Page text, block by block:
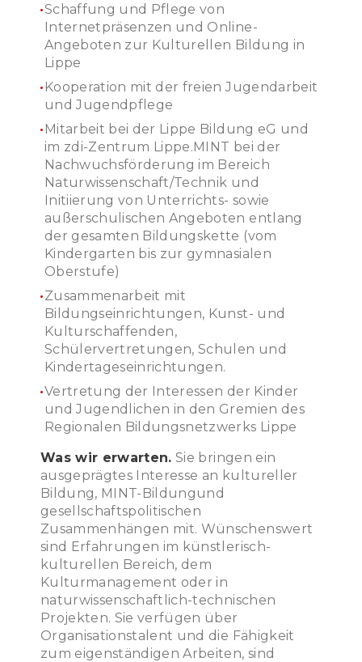
Schaffung und Pflege von
Internetpräsenzen und Online-
Angeboten zur Kulturellen Bildung in
Lippe
Kooperation mit der freien Jugendarbeit
und Jugendpflege
Mitarbeit bei der Lippe Bildung eG und
im zdi-Zentrum Lippe.MINT bei der
Nachwuchsförderung im Bereich
Naturwissenschaft/Technik und
Initiierung von Unterrichts- sowie
außerschulischen Angeboten entlang
der gesamten Bildungskette (vom
Kindergarten bis zur gymnasialen
Oberstufe)
Zusammenarbeit mit
Bildungseinrichtungen, Kunst- und
Kulturschaffenden,
Schülervertretungen, Schulen und
Kindertageseinrichtungen.
Vertretung der Interessen der Kinder
und Jugendlichen in den Gremien des
Regionalen Bildungsnetzwerks Lippe
Was wir erwarten. Sie bringen ein
ausgeprägtes Interesse an kultureller
Bildung, MINT-Bildungund
gesellschaftspolitischen
Zusammenhängen mit. Wünschenswert
sind Erfahrungen im künstlerisch-
kulturellen Bereich, dem
Kulturmanagement oder in
naturwissenschaftlich-technischen
Projekten. Sie verfügen über
Organisationstalent und die Fähigkeit
zum eigenständigen Arbeiten, sind